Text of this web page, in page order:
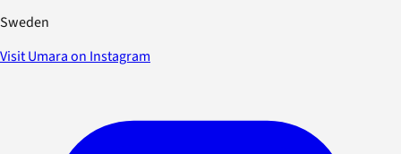
Sweden
Visit Umara on Instagram